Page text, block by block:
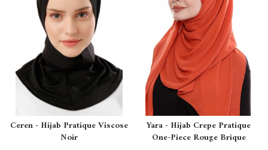
Ceren - Hijab Pratique Viscose
Noir
Yara - Hijab Crepe Pratique
One-Piece Rouge Brique